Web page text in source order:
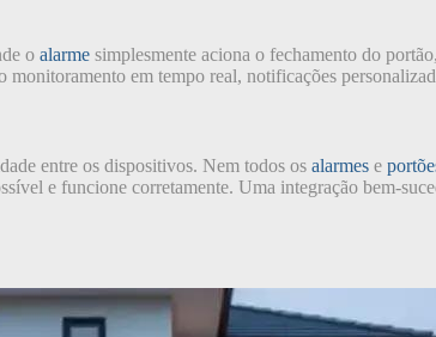
o alarme simplesmente aciona o fechamento do
em tempo real, notificações
entre os dispositivos. Nem todos os alarmes e
e funcione corretamente. Uma integração bem-